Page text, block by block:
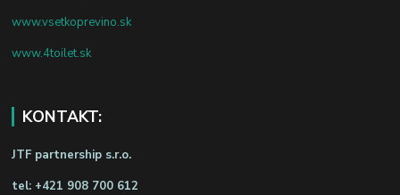
www.vsetkoprevino.sk
www.4toilet.sk
KONTAKT:
JTF partnership s.r.o.
tel: +421 908 700 612